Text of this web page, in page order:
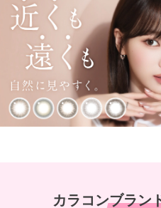
カラコンブラン